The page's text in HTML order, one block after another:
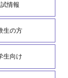
試情報
生の方
生向け